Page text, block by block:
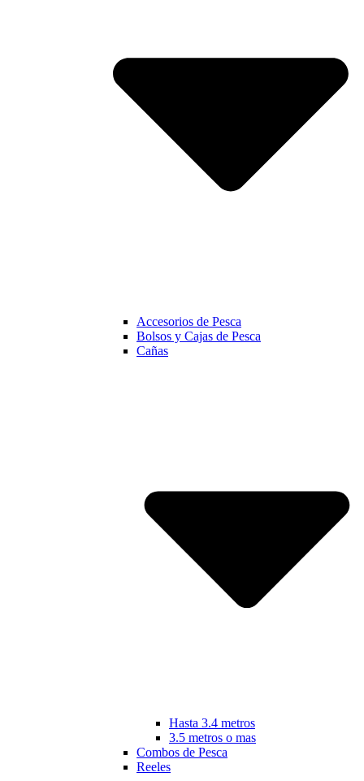
Accesorios de Pesca
Bolsos y Cajas de Pesca
Cañas
Hasta 3.4 metros
3.5 metros o mas
Combos de Pesca
Reeles